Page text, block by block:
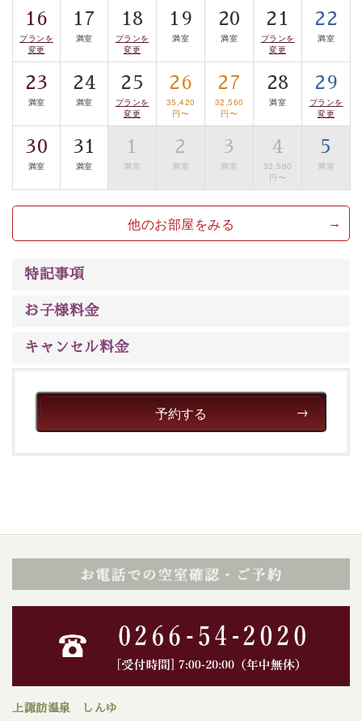
案内します。事前ご予約制ですので、ご利用ご希望の方
は【3日前まで】にお電話ください。
※交通規制などにより運行できない日がございます
※年末年始及び御柱祭前後は運行しておりません
以上がプラン内容です。
上諏訪温泉“しんゆ”なら諏訪大社など歴史ある諏訪の街
で心癒されます。
清らかな源泉、自然の恵みあるお食事、諏訪湖に包まれ
るお部屋、 大人のたしなみを感じていただける、美しく
癒される宿で贅沢に幸せのときを安心してお過ごしくだ
さい。
16
プランを
変更
17
満室
18
プランを
変更
19
満室
20
満室
21
プランを
変更
22
満室
23
満室
24
満室
25
プランを
変更
26
35,420
円〜
27
32,560
円〜
28
満室
29
プランを
変更
30
満室
31
満室
1
満室
2
満室
3
満室
4
32,560
円〜
5
満室
他のお部屋をみる
特記事項
お子様料金
キャンセル料金
予約する
上諏訪温泉 しんゆ